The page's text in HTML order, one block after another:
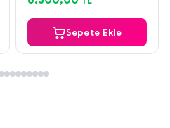
Güvenli Ödeme
Sepete Ekle